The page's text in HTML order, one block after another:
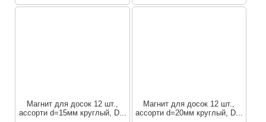
Магнит для досок 12 шт.,
ассорти d=15мм круглый, D...
Магнит для досок 12 шт.,
ассорти d=20мм круглый, D...